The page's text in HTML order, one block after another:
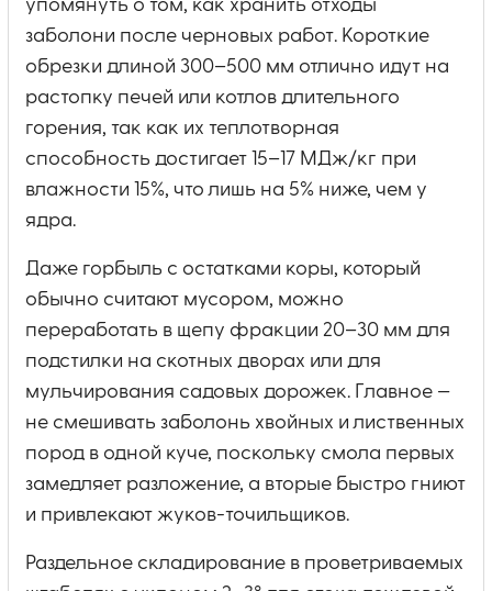
упомянуть о том, как хранить отходы
заболони после черновых работ. Короткие
обрезки длиной 300–500 мм отлично идут на
растопку печей или котлов длительного
горения, так как их теплотворная
способность достигает 15–17 МДж/кг при
влажности 15%, что лишь на 5% ниже, чем у
ядра.
Даже горбыль с остатками коры, который
обычно считают мусором, можно
переработать в щепу фракции 20–30 мм для
подстилки на скотных дворах или для
мульчирования садовых дорожек. Главное —
не смешивать заболонь хвойных и лиственных
пород в одной куче, поскольку смола первых
замедляет разложение, а вторые быстро гниют
и привлекают жуков-точильщиков.
Раздельное складирование в проветриваемых